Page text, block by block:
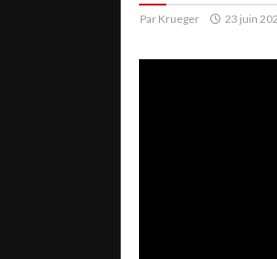
Par Krueger 23 juin